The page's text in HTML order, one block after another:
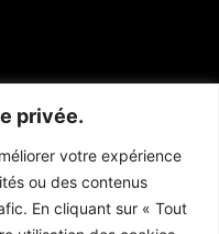
privée.
votre expérience
ou des contenus
En cliquant sur « Tout